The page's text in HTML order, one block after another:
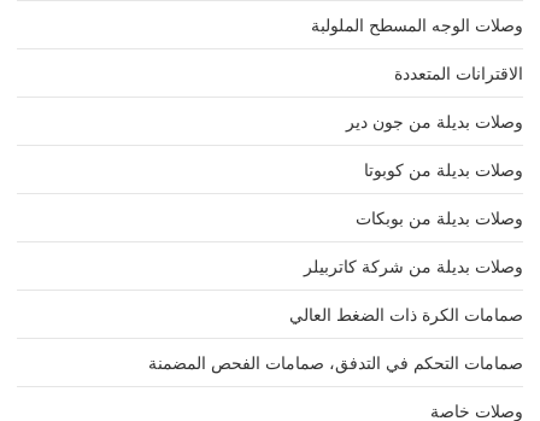
وصلات الوجه المسطح الملولبة
الاقترانات المتعددة
وصلات بديلة من جون دير
وصلات بديلة من كوبوتا
وصلات بديلة من بوبكات
وصلات بديلة من شركة كاتربيلر
صمامات الكرة ذات الضغط العالي
صمامات التحكم في التدفق، صمامات الفحص المضمنة
وصلات خاصة